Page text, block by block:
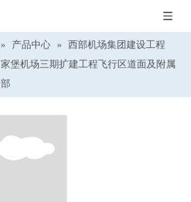
» 产品中心 »
西部机场集团建设工程
堡机场三期扩建工程飞行区道面及附属